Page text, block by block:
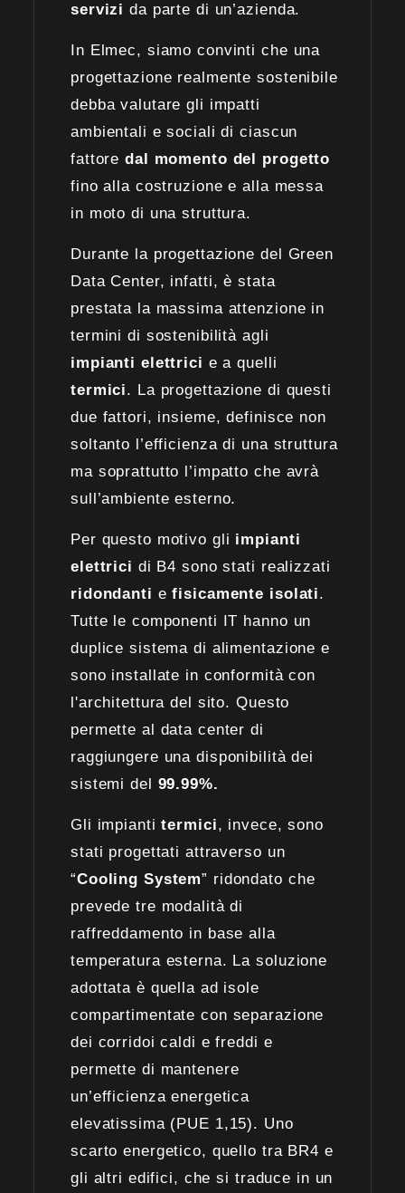
servizi da parte di un’azienda.
In Elmec, siamo convinti che una
progettazione realmente sostenibile
debba valutare gli impatti
ambientali e sociali di ciascun
fattoredal momento del progetto
fino alla costruzione e alla messa
in moto di una struttura.
Durante la progettazione del Green
Data Center, infatti, è stata
prestata la massima attenzione in
termini di sostenibilità agli
impianti elettrici e a quelli
termici. La progettazione di questi
due fattori, insieme, definisce non
soltanto l’efficienza di una struttura
ma soprattutto l’impatto che avrà
sull’ambiente esterno.
Per questo motivo gli impianti
elettrici di B4 sono stati realizzati
ridondanti efisicamente isolati.
Tutte le componenti IT hanno un
duplice sistema di alimentazione e
sono installate in conformità con
l'architettura del sito. Questo
permette al data center di
raggiungere una disponibilità dei
sistemi del 99.99%.
Gli impiantitermici, invece, sono
stati progettati attraverso un
“Cooling System” ridondato che
prevede tre modalità di
raffreddamento in base alla
temperatura esterna. La soluzione
adottata è quella ad isole
compartimentate con separazione
dei corridoi caldi e freddi e
permette di mantenere
un’efficienza energetica
elevatissima (PUE 1,15). Uno
scarto energetico, quello tra BR4 e
gli altri edifici, che si traduce in un